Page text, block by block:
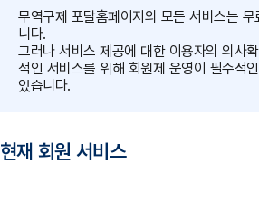
무역구제 포탈홈페이지의 모든 서비스는
니다.
그러나 서비스 제공에 대한 이용자의 의사
적인 서비스를 위해 회원제 운영이 필수적
있습니다.
현재 회원 서비스